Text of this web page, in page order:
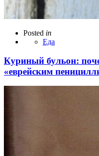
Posted in
Еда
Куриный бульон:
«еврейским